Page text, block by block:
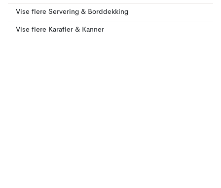
Vise flere Servering & Borddekking
Vise flere Karafler & Kanner